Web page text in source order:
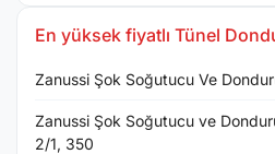
En yüksek fiyatlı Tünel
Zanussi Şok Soğutucu Ve
Zanussi Şok Soğutucu ve
2/1, 350